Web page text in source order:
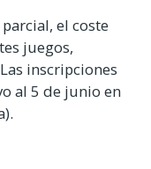
el coste
juegos,
inscripciones
al 5 de junio en